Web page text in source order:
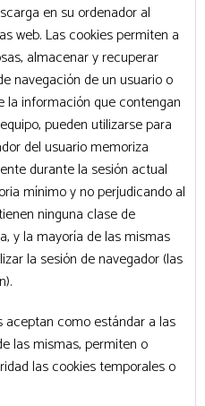
en su ordenador al
web. Las cookies permiten a
almacenar y recuperar
navegación de un usuario o
la información que contengan
pueden utilizarse para
del usuario memoriza
durante la sesión actual
mínimo y no perjudicando al
ninguna clase de
y la mayoría de las mismas
la sesión de navegador (las
aceptan como estándar a las
las mismas, permiten o
las cookies temporales o